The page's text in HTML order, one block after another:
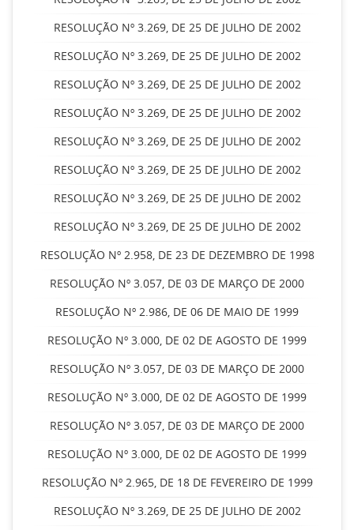
RESOLUÇÃO Nº 3.269, DE 25 DE JULHO DE 2002
RESOLUÇÃO Nº 3.269, DE 25 DE JULHO DE 2002
RESOLUÇÃO Nº 3.269, DE 25 DE JULHO DE 2002
RESOLUÇÃO Nº 3.269, DE 25 DE JULHO DE 2002
RESOLUÇÃO Nº 3.269, DE 25 DE JULHO DE 2002
RESOLUÇÃO Nº 3.269, DE 25 DE JULHO DE 2002
RESOLUÇÃO Nº 3.269, DE 25 DE JULHO DE 2002
RESOLUÇÃO Nº 3.269, DE 25 DE JULHO DE 2002
RESOLUÇÃO Nº 2.958, DE 23 DE DEZEMBRO DE 1998
RESOLUÇÃO Nº 3.057, DE 03 DE MARÇO DE 2000
RESOLUÇÃO Nº 2.986, DE 06 DE MAIO DE 1999
RESOLUÇÃO Nº 3.000, DE 02 DE AGOSTO DE 1999
RESOLUÇÃO Nº 3.057, DE 03 DE MARÇO DE 2000
RESOLUÇÃO Nº 3.000, DE 02 DE AGOSTO DE 1999
RESOLUÇÃO Nº 3.057, DE 03 DE MARÇO DE 2000
RESOLUÇÃO Nº 3.000, DE 02 DE AGOSTO DE 1999
RESOLUÇÃO Nº 2.965, DE 18 DE FEVEREIRO DE 1999
RESOLUÇÃO Nº 3.269, DE 25 DE JULHO DE 2002